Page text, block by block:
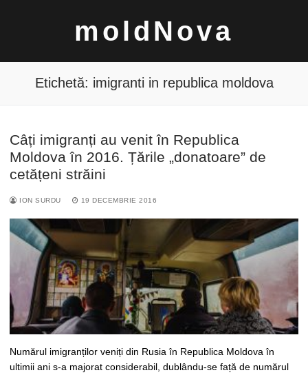
moldNova
Caută
după:
Etichetă: imigranti in republica moldova
Câți imigranți au venit în Republica
Moldova în 2016. Țările „donatoare” de
cetățeni străini
ION SURDU 19 DECEMBRIE 2016
Numărul imigranților veniți din Rusia în Republica Moldova în
ultimii ani s-a majorat considerabil, dublându-se față de numărul